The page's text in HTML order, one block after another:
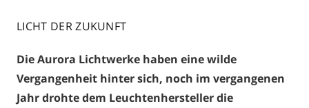
LICHT DER ZUKUNFT
Die Aurora Lichtwerke haben eine wilde
Vergangenheit hinter sich, noch im vergangenen
Jahr drohte dem Leuchtenhersteller die